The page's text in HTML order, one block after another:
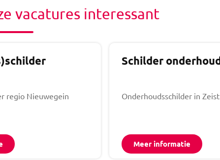
vacatures interessant
regio Nieuwegein
Schilder
Onderhoudsschilder in
Meer informatie